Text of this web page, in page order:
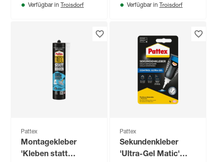
Verfügbar in Troisdorf
Verfügbar in Troisdorf
Pattex
Montagekleber
'Kleben statt
Pattex
Sekundenkleber
'Ultra-Gel Matic'